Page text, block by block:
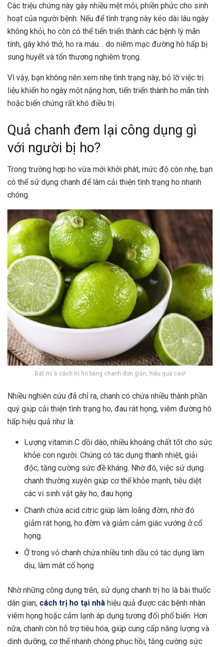
Các triệu chứng này gây nhiều mệt mỏi, phiền phức cho sinh
hoạt của người bệnh. Nếu để tình trạng này kéo dài lâu ngày
không khỏi, ho còn có thể tiến triển thành các bệnh lý mãn
tính, gây khó thở, ho ra máu… do niêm mạc đường hô hấp bị
sung huyết và tổn thương nghiêm trọng.
Vì vậy, bạn không nên xem nhẹ tình trạng này, bỏ lỡ việc trị
liệu khiến ho ngày một nặng hơn, tiến triển thành ho mãn tính
hoặc biến chứng rất khó điều trị.
Quả chanh đem lại công dụng gì
với người bị ho?
Trong trường hợp ho vừa mới khởi phát, mức độ còn nhẹ, bạn
có thể sử dụng chanh để làm cải thiện tình trạng ho nhanh
chóng.
Bật mí 6 cách trị ho bằng chanh đơn giản, hiệu quả cao!
Nhiều nghiên cứu đã chỉ ra, chanh có chứa nhiều thành phần
quý giúp cải thiện tình trạng ho, đau rát họng, viêm đường hô
hấp hiệu quả như là:
Lượng vitamin C dồi dào, nhiều khoáng chất tốt cho sức
khỏe con người. Chúng có tác dụng thanh nhiệt, giải
độc, tăng cường sức đề kháng. Nhờ đó, việc sử dụng
chanh thường xuyên giúp cơ thể khỏe mạnh, tiêu diệt
các vi sinh vật gây ho,đau họng.
Chanh chứa acid citric giúp làm loãng đờm, nhờ đó
giảm rát họng, ho đờm và giảm cảm giác vướng ở cổ
họng.
Ở trong vỏ chanh chứa nhiều tinh dầu có tác dụng làm
dịu, làm mát cổ họng.
Nhờ những công dụng trên, sử dụng chanh trị ho là bài thuốc
dân gian, cách trị ho tại nhà hiệu quả được các bệnh nhân
viêm họng hoặc cảm lạnh áp dụng tương đối phổ biến. Hơn
nữa, chanh còn hỗ trợ tiêu hóa, giúp cung cấp năng lượng và
dinh dưỡng, cơ thể nhanh chóng phục hồi, tăng cường sức